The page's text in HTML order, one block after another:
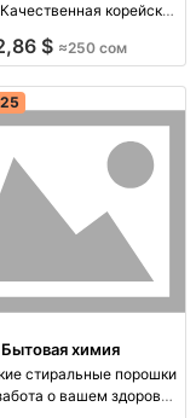
корейская
по уходу за кожей,
доставка по СНГ.
$ ≈250 сом
Бытовая химия
стиральные порошки
о вашем здоровье